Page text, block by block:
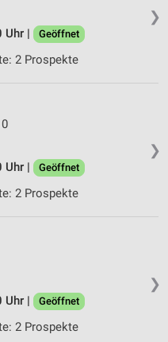
❯
Uhr |
Geöffnet
2 Prospekte
❯
Uhr |
Geöffnet
2 Prospekte
❯
Uhr |
Geöffnet
2 Prospekte